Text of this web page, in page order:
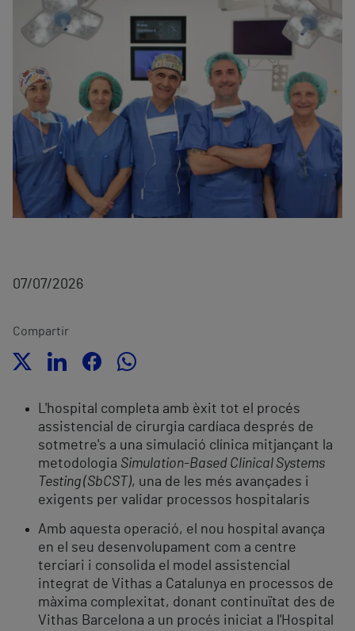
07/07/2026
Compartir
L'hospital completa amb èxit tot el procés
assistencial de cirurgia cardíaca després de
sotmetre's a una simulació clínica mitjançant la
metodologia Simulation-Based Clinical Systems
Testing (SbCST), una de les més avançades i
exigents per validar processos hospitalaris
Amb aquesta operació, el nou hospital avança
en el seu desenvolupament com a centre
terciari i consolida el model assistencial
integrat de Vithas a Catalunya en processos de
màxima complexitat, donant continuïtat des de
Vithas Barcelona a un procés iniciat a l'Hospital